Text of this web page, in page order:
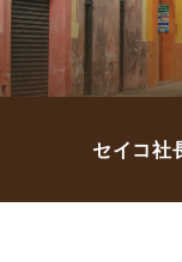
セイコ社